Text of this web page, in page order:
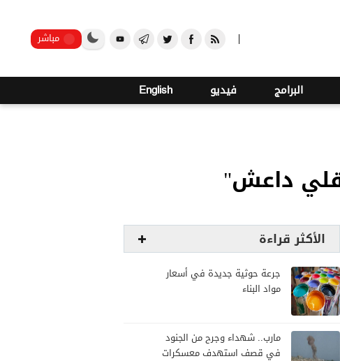
مباشر
البرامج فيديو English
داعش"
الأكثر قراءة
جرعة حوثية جديدة في أسعار
مواد البناء
مارب.. شهداء وجرح من الجنود
في قصف استهدف معسكرات